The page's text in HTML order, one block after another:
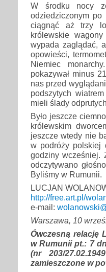
W środku nocy
odziedziczonym po
ciągnąć aż trzy
królewskie
wypada zaglądać,
opowieści,
Niemiec
pokazywał minus
nas przed
podszytych
mieli ślady
Było jeszcze
królewskim
jeszcze wtedy nie
w podróży polskiej
godziny wcześniej.
odczytywano
Byliśmy w Rumunii.
LUCJAN
http://free.art.pl/
e-mail:
Warszawa, 10
Ówczesną relację
w Rumunii pt.: 7
(nr 203/
zamieszczone w